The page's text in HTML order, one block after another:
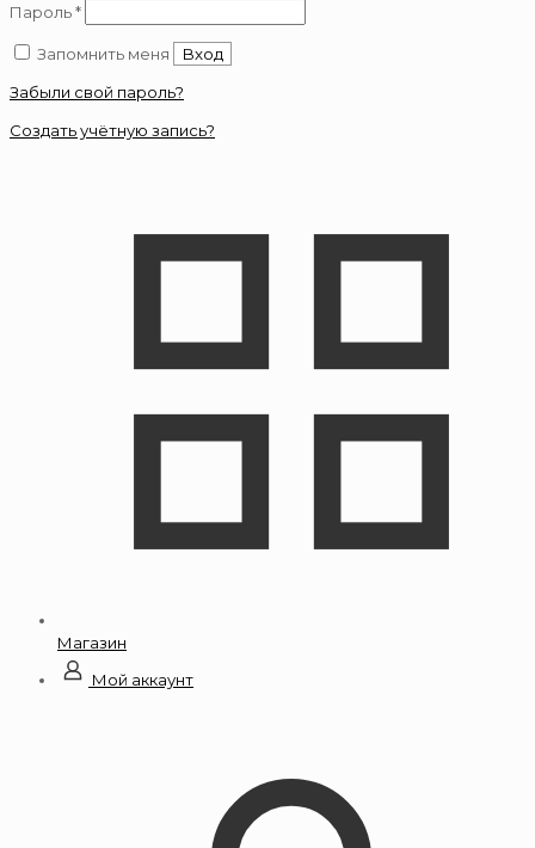
Пароль*Обязательно
Запомнить меня
Вход
Забыли свой пароль?
Создать учётную запись?
Магазин
Мой аккаунт